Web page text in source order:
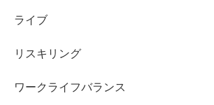
ライブ
リスキリング
ワークライフバランス